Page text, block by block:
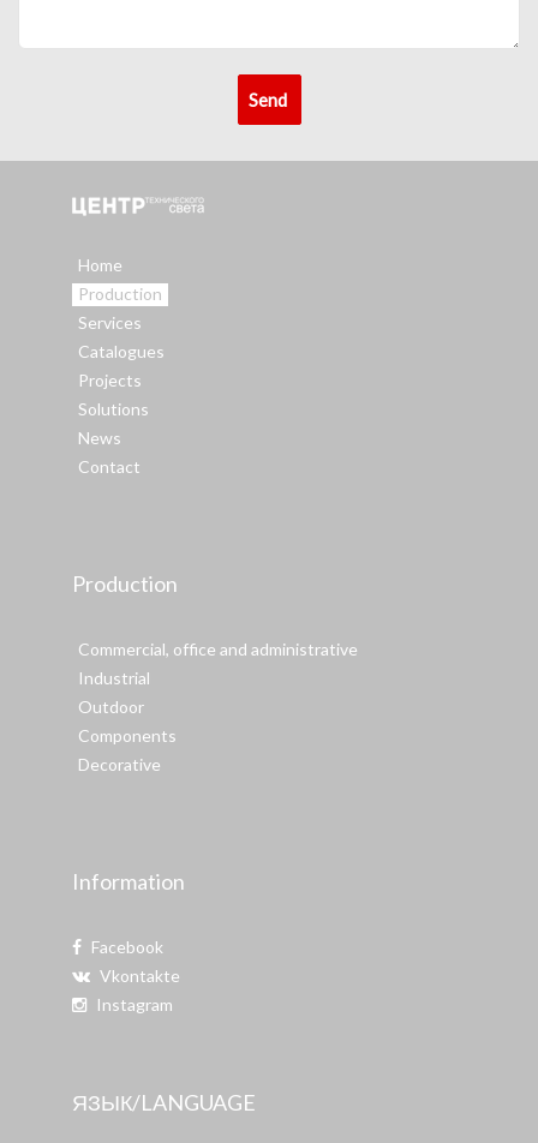
Home
Production
Services
Catalogues
Projects
Solutions
News
Contact
Production
Commercial, office and administrative
Industrial
Outdoor
Components
Decorative
Information
Facebook
Vkontakte
Instagram
ЯЗЫК/LANGUAGE